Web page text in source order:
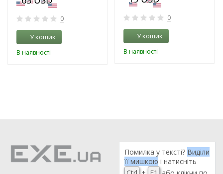
0
У кошик
В наявності
0
У кошик
В наявності
Помилка у тексті? Виділи
її мишкою і натисніть